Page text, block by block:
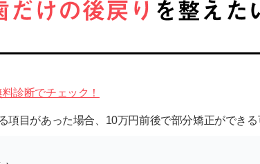
診断でチェック！
項目があった場合、10万円前後で部分矯正ができる